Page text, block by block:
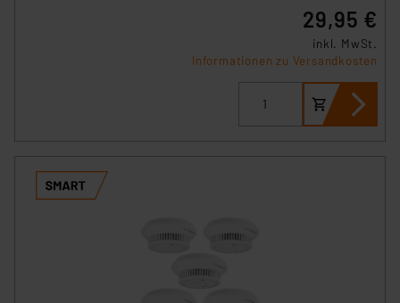
29,95 €
inkl. MwSt.
Informationen zu Versandkosten